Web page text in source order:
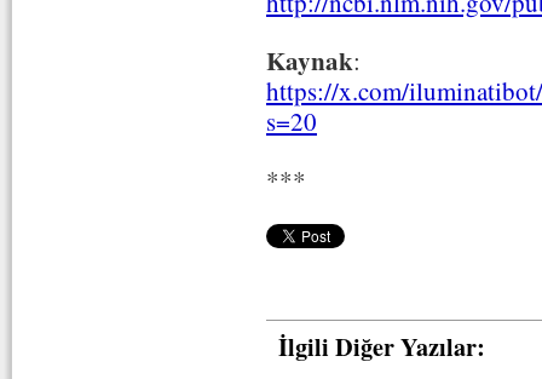
Kaynak:
https://x.com/
s=20
***
İlgili Diğer Yazılar: